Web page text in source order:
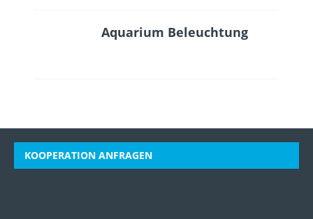
Aquarium Beleuchtung
KOOPERATION ANFRAGEN